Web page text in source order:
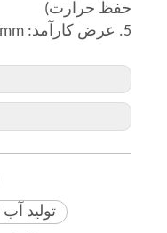
حفظ حرارت)
5. عرض کارآمد: 520mm
تولید آب